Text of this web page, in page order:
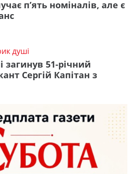
п’ять номіналів, але є
душі
51-річний
Сергій Капітан з